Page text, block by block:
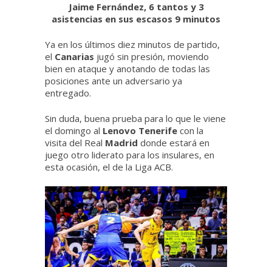
Jaime Fernández, 6 tantos y 3
asistencias en sus escasos 9 minutos
Ya en los últimos diez minutos de partido,
el Canarias jugó sin presión, moviendo
bien en ataque y anotando de todas las
posiciones ante un adversario ya
entregado.
Sin duda, buena prueba para lo que le viene
el domingo al Lenovo Tenerife con la
visita del Real Madrid donde estará en
juego otro liderato para los insulares, en
esta ocasión, el de la Liga ACB.